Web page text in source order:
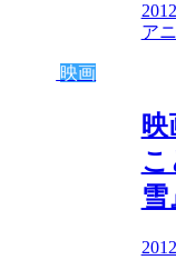
ア
映画
映
こ
雪